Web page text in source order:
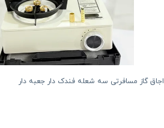
اجاق گاز مسافرتی سه شعله فندک دار جعبه دار